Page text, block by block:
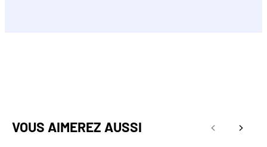
VOUS AIMEREZ AUSSI Précédent